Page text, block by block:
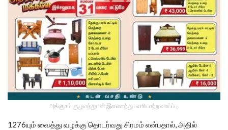
அங்குசம் குழுமத்துடன் இணைந்து பணியாற்ற வாய்ப்பு.
1276யும் வைத்து வழக்கு தொடர்வது சிரமம் என்பதால், அதில்